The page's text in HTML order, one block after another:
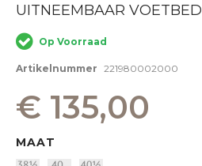
het
van
de
afbeeldingen-
UITNEEMBAAR VOETBED
Op Voorraad
Artikelnummer 221980002000
€ 135,00
MAAT